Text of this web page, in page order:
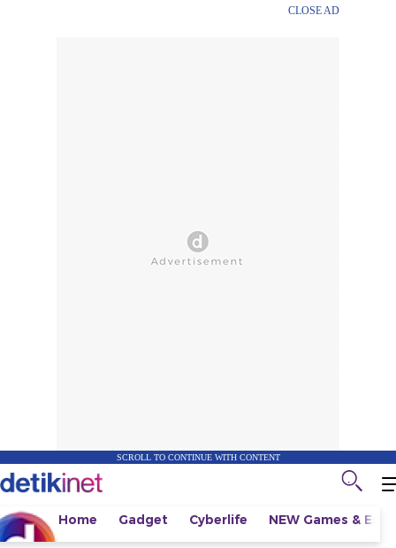
CLOSE AD
SCROLL TO CONTINUE WITH CONTENT
Home Gadget Cyberlife NEW Games &